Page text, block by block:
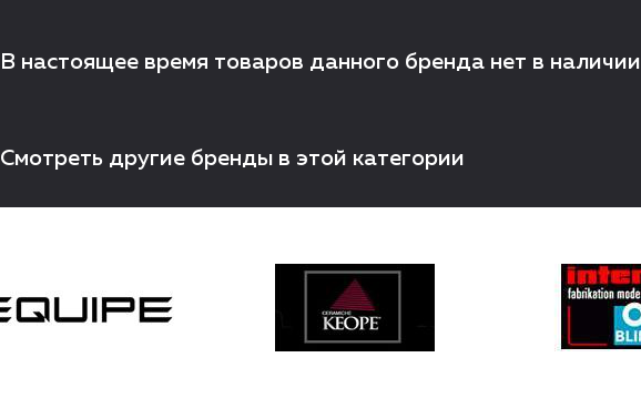
В настоящее время товаров данного бренда нет в наличии
Смотреть другие бренды в этой категории